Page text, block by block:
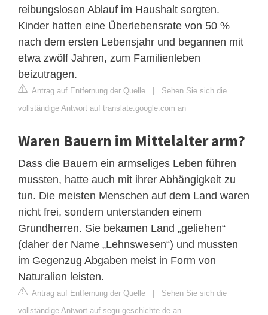
reibungslosen Ablauf im Haushalt sorgten.
Kinder hatten eine Überlebensrate von 50 %
nach dem ersten Lebensjahr und begannen mit
etwa zwölf Jahren, zum Familienleben
beizutragen.
Antrag auf Entfernung der Quelle | Sehen Sie sich die
vollständige Antwort auf translate.google.com an
Waren Bauern im Mittelalter arm?
Dass die Bauern ein armseliges Leben führen
mussten, hatte auch mit ihrer Abhängigkeit zu
tun. Die meisten Menschen auf dem Land waren
nicht frei, sondern unterstanden einem
Grundherren. Sie bekamen Land „geliehen“
(daher der Name „Lehnswesen“) und mussten
im Gegenzug Abgaben meist in Form von
Naturalien leisten.
Antrag auf Entfernung der Quelle | Sehen Sie sich die
vollständige Antwort auf segu-geschichte.de an